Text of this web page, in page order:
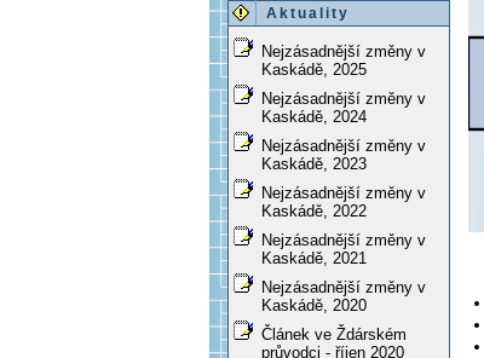
Aktuality
Nejzásadnější změny v
Kaskádě, 2025
Nejzásadnější změny v
Kaskádě, 2024
Nejzásadnější změny v
Kaskádě, 2023
Nejzásadnější změny v
Kaskádě, 2022
Nejzásadnější změny v
Kaskádě, 2021
Nejzásadnější změny v
Kaskádě, 2020
Článek ve Ždárském
průvodci - říjen 2020